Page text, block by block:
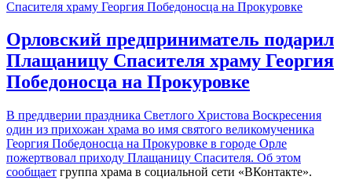
Орловский предприниматель подарил
Плащаницу Спасителя храму Георгия
Победоносца на Прокуровке
В преддверии праздника Светлого Христова Воскресения
один из прихожан храма во имя святого великомученика
Георгия Победоносца на Прокуровке в городе Орле
пожертвовал приходу Плащаницу Спасителя. Об этом
сообщает группа храма в социальной сети «ВКонтакте».